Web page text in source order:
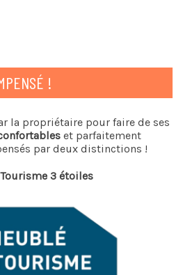
!
la propriétaire pour faire de ses
et parfaitement
par deux distinctions !
3 étoiles